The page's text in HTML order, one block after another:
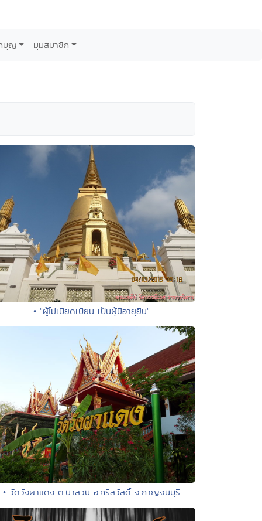
บุญ มุมสมาชิก
• "ผู้ไม่เบียดเบียน เป็นผู้มีอายุยืน"
• วัดวังผาแดง ต.นาสวน อ.ศรีสวัสดิ์ จ.กาญจนบุรี